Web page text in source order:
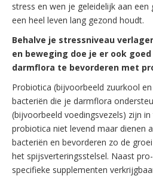
stress en wen je geleidelijk aan
een heel leven lang gezond houdt.
Behalve je stressniveau
en beweging doe je er ook
darmflora te bevorderen met
Probiotica (bijvoorbeeld zuurkool
bacteriën die je darmflora
(bijvoorbeeld voedingsvezels) zijn
probiotica niet levend maar dienen
bacteriën en bevorderen zo de groei
het spijsverteringsstelsel. Naast
specifieke supplementen